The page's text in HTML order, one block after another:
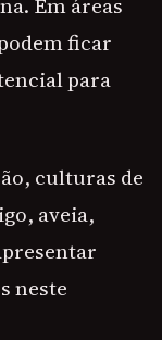
ficar
para
culturas de
aveia,
neste